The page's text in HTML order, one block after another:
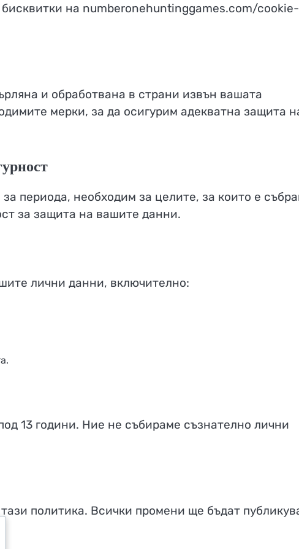
на numberonehuntinggames.com/cookie-
и обработвана в страни извън вашата
мерки, за да осигурим адекватна защита
периода, необходим за целите, за които е
за защита на вашите данни.
лични данни, включително:
13 години. Ние не събираме съзнателно лични
политика. Всички промени ще бъдат